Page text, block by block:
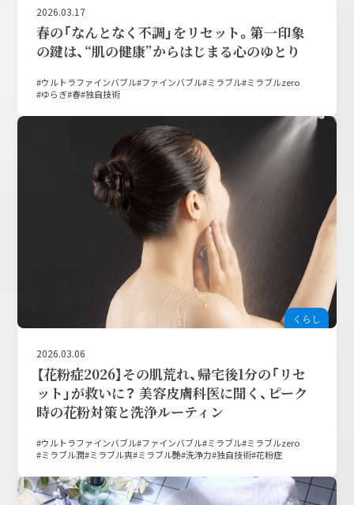
2026.03.17
春の「なんとなく不調」をリセット。第一印象
の鍵は、“肌の健康”からはじまる心のゆとり
ウルトラファインバブル ファインバブル ミラブル ミラブルzero
ゆらぎ 春 独自技術
くらし
2026.03.06
【花粉症2026】その肌荒れ、帰宅後1分の「リセ
ット」が救いに？ 美容皮膚科医に聞く、ピーク
時の花粉対策と洗浄ルーティン
ウルトラファインバブル ファインバブル ミラブル ミラブルzero
ミラブル潤 ミラブル爽 ミラブル艶 洗浄力 独自技術 花粉症